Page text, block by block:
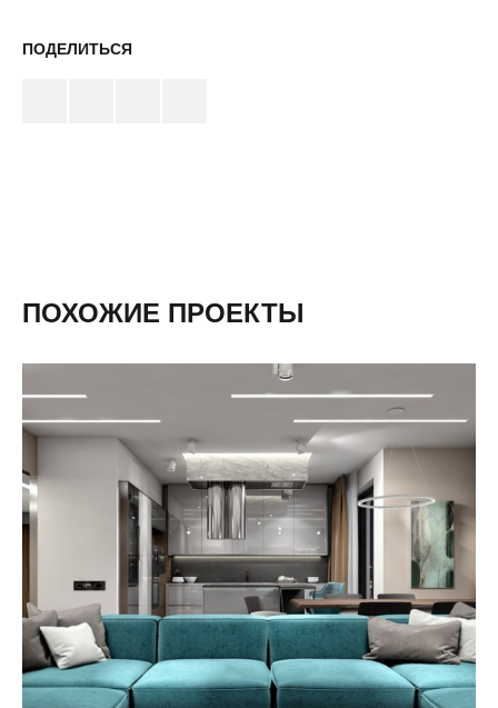
ПОДЕЛИТЬСЯ
ПОХОЖИЕ ПРОЕКТЫ